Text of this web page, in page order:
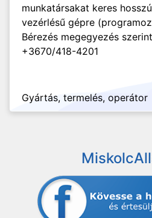
munkatársakat keres
vezérlésű gépre
Bérezés megegyezés
+3670/418-4201
Gyártás, termelés, operátor